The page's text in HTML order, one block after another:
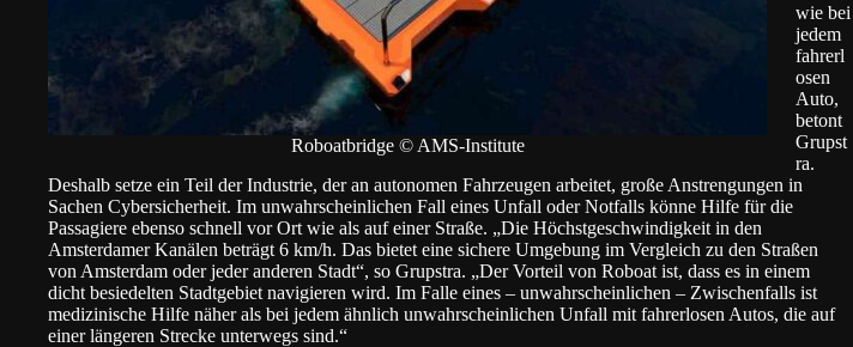
Roboatbridge © AMS-Institute
wie bei
jedem
fahrerl
osen
Auto,
betont
Grupst
ra.
Deshalb setze ein Teil der Industrie, der an autonomen Fahrzeugen arbeitet, große Anstrengungen in
Sachen Cybersicherheit. Im unwahrscheinlichen Fall eines Unfall oder Notfalls könne Hilfe für die
Passagiere ebenso schnell vor Ort wie als auf einer Straße. „Die Höchstgeschwindigkeit in den
Amsterdamer Kanälen beträgt 6 km/h. Das bietet eine sichere Umgebung im Vergleich zu den Straßen
von Amsterdam oder jeder anderen Stadt“, so Grupstra. „Der Vorteil von Roboat ist, dass es in einem
dicht besiedelten Stadtgebiet navigieren wird. Im Falle eines – unwahrscheinlichen – Zwischenfalls ist
medizinische Hilfe näher als bei jedem ähnlich unwahrscheinlichen Unfall mit fahrerlosen Autos, die auf
einer längeren Strecke unterwegs sind.“